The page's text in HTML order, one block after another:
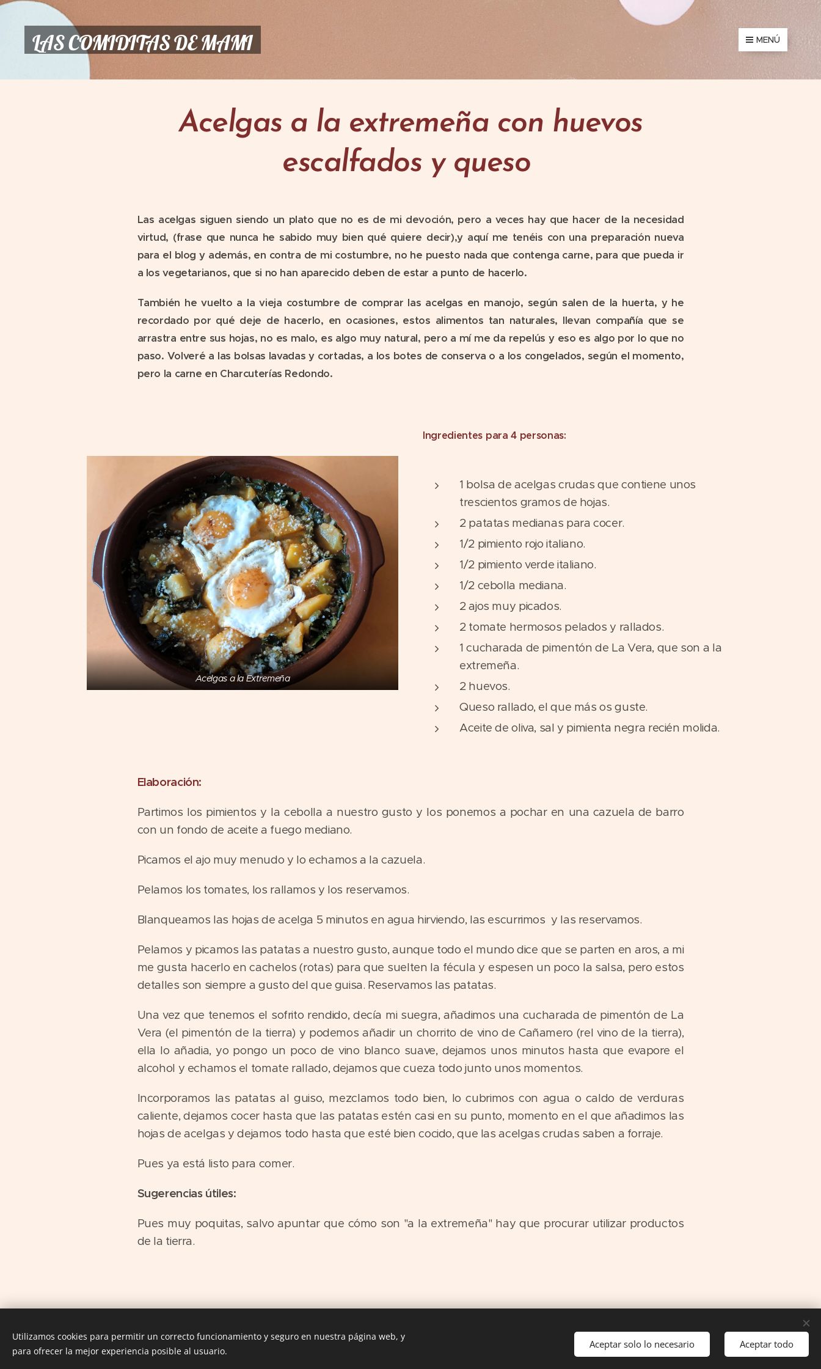
LAS COMIDITAS DE MAMI MENÚ
Acelgas a la extremeña con huevos
escalfados y queso
Las acelgas siguen siendo un plato que no es de mi devoción, pero a veces hay que hacer de la necesidad
virtud, (frase que nunca he sabido muy bien qué quiere decir),y aquí me tenéis con una preparación nueva
para el blog y además, en contra de mi costumbre, no he puesto nada que contenga carne, para que pueda ir
a los vegetarianos, que si no han aparecido deben de estar a punto de hacerlo.
También he vuelto a la vieja costumbre de comprar las acelgas en manojo, según salen de la huerta, y he
recordado por qué deje de hacerlo, en ocasiones, estos alimentos tan naturales, llevan compañía que se
arrastra entre sus hojas, no es malo, es algo muy natural, pero a mí me da repelús y eso es algo por lo que no
paso. Volveré a las bolsas lavadas y cortadas, a los botes de conserva o a los congelados, según el momento,
pero la carne en Charcuterías Redondo.
Acelgas a la Extremeña
Ingredientes para 4 personas:
1 bolsa de acelgas crudas que contiene unos
trescientos gramos de hojas.
2 patatas medianas para cocer.
1/2 pimiento rojo italiano.
1/2 pimiento verde italiano.
1/2 cebolla mediana.
2 ajos muy picados.
2 tomate hermosos pelados y rallados.
1 cucharada de pimentón de La Vera, que son a la
extremeña.
2 huevos.
Queso rallado, el que más os guste.
Aceite de oliva, sal y pimienta negra recién molida.
Elaboración:
Partimos los pimientos y la cebolla a nuestro gusto y los ponemos a pochar en una cazuela de barro
con un fondo de aceite a fuego mediano.
Picamos el ajo muy menudo y lo echamos a la cazuela.
Pelamos los tomates, los rallamos y los reservamos.
Blanqueamos las hojas de acelga 5 minutos en agua hirviendo, las escurrimos y las reservamos.
Pelamos y picamos las patatas a nuestro gusto, aunque todo el mundo dice que se parten en aros, a mi
me gusta hacerlo en cachelos (rotas) para que suelten la fécula y espesen un poco la salsa, pero estos
detalles son siempre a gusto del que guisa. Reservamos las patatas.
Una vez que tenemos el sofrito rendido, decía mi suegra, añadimos una cucharada de pimentón de La
Vera (el pimentón de la tierra) y podemos añadir un chorrito de vino de Cañamero (rel vino de la tierra),
ella lo añadia, yo pongo un poco de vino blanco suave, dejamos unos minutos hasta que evapore el
alcohol y echamos el tomate rallado, dejamos que cueza todo junto unos momentos.
Incorporamos las patatas al guiso, mezclamos todo bien, lo cubrimos con agua o caldo de verduras
caliente, dejamos cocer hasta que las patatas estén casi en su punto, momento en el que añadimos las
hojas de acelgas y dejamos todo hasta que esté bien cocido, que las acelgas crudas saben a forraje.
Pues ya está listo para comer.
Sugerencias útiles:
Pues muy poquitas, salvo apuntar que cómo son "a la extremeña" hay que procurar utilizar productos
de la tierra.
Las Comiditas de Mami. Recetas con Historia © 2016
Utilizamos cookies para permitir un correcto funcionamiento y seguro en nuestra página web, y
para ofrecer la mejor experiencia posible al usuario.
Aceptar solo lo necesario Aceptar todo